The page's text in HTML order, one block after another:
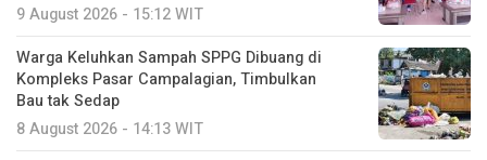
9 August 2026 - 15:12 WIT
Warga Keluhkan Sampah SPPG Dibuang di
Kompleks Pasar Campalagian, Timbulkan
Bau tak Sedap
8 August 2026 - 14:13 WIT